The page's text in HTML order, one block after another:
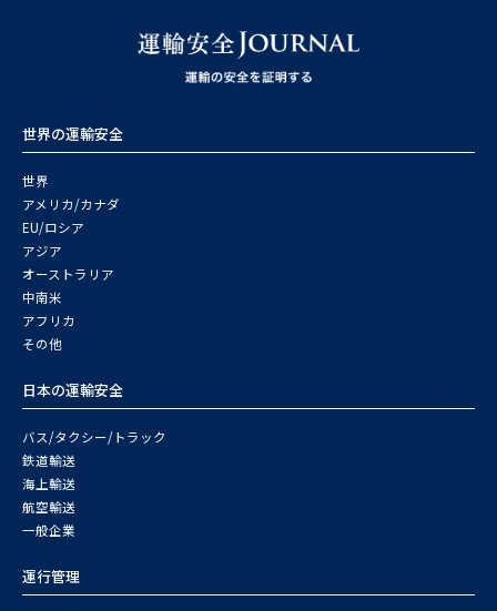
世界の運輸安全
世界
アメリカ/カナダ
EU/ロシア
アジア
オーストラリア
中南米
アフリカ
その他
日本の運輸安全
バス/タクシー/トラック
鉄道輸送
海上輸送
航空輸送
一般企業
運行管理